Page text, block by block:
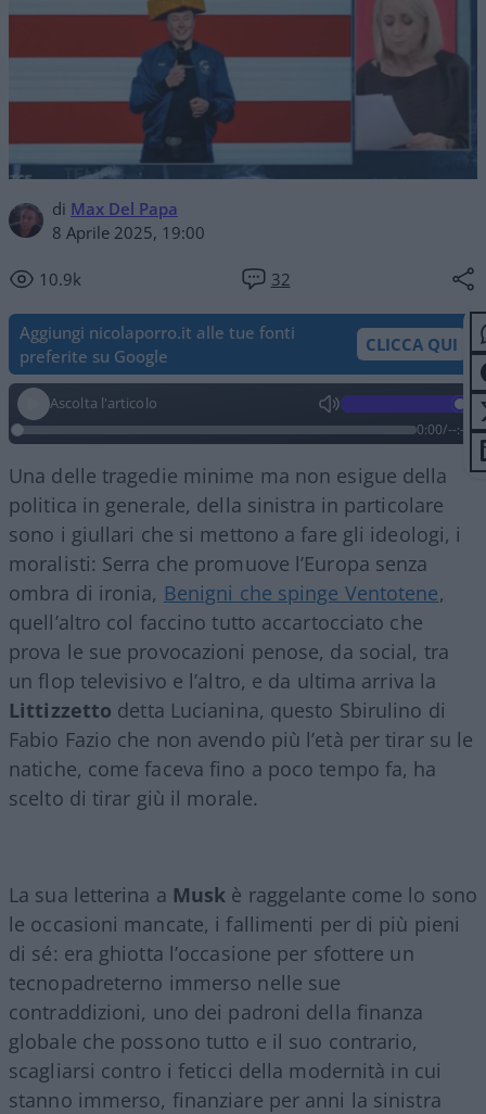
di Max Del Papa
8 Aprile 2025, 19:00
10.9k 32
Aggiungi nicolaporro.it alle tue fonti
preferite su Google
CLICCA QUI
Ascolta l'articolo
0:00/--:--
Una delle tragedie minime ma non esigue della
politica in generale, della sinistra in particolare
sono i giullari che si mettono a fare gli ideologi, i
moralisti: Serra che promuove l’Europa senza
ombra di ironia, Benigni che spinge Ventotene,
quell’altro col faccino tutto accartocciato che
prova le sue provocazioni penose, da social, tra
un flop televisivo e l’altro, e da ultima arriva la
Littizzetto detta Lucianina, questo Sbirulino di
Fabio Fazio che non avendo più l’età per tirar su le
natiche, come faceva fino a poco tempo fa, ha
scelto di tirar giù il morale.
La sua letterina a Musk è raggelante come lo sono
le occasioni mancate, i fallimenti per di più pieni
di sé: era ghiotta l’occasione per sfottere un
tecnopadreterno immerso nelle sue
contraddizioni, uno dei padroni della finanza
globale che possono tutto e il suo contrario,
scagliarsi contro i feticci della modernità in cui
stanno immerso, finanziare per anni la sinistra